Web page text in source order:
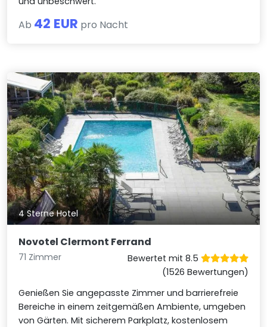
Ab 42 EUR pro Nacht
4 Sterne Hotel
Novotel Clermont Ferrand
71 Zimmer
Bewertet mit 8.5
(1526 Bewertungen)
Genießen Sie angepasste Zimmer und barrierefreie
Bereiche in einem zeitgemäßen Ambiente, umgeben
von Gärten. Mit sicherem Parkplatz, kostenlosem